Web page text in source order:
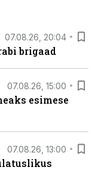
07.08.26, 20:04
brigaad
07.08.26, 15:00
esimese
07.08.26, 13:00